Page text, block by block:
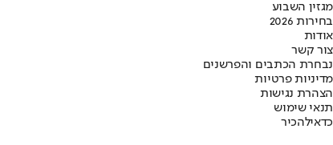
מגזין השבוע
בחירות 2026
אודות
צור קשר
נבחרת הכתבים והפרשנים
מדיניות פרטיות
הצהרת נגישות
תנאי שימוש
כדאילהכיר